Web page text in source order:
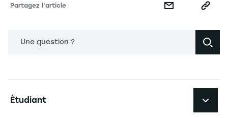
Partagez l'article
Une question ?
Étudiant